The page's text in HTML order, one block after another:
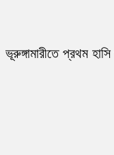
ভূরুঙ্গামারীতে প্রথম হাসি